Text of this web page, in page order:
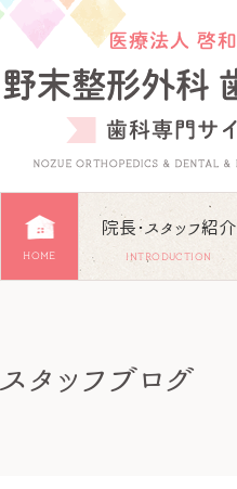
HOME
院長･スタッフ紹介
INTRODUCTION
スタッフブログ